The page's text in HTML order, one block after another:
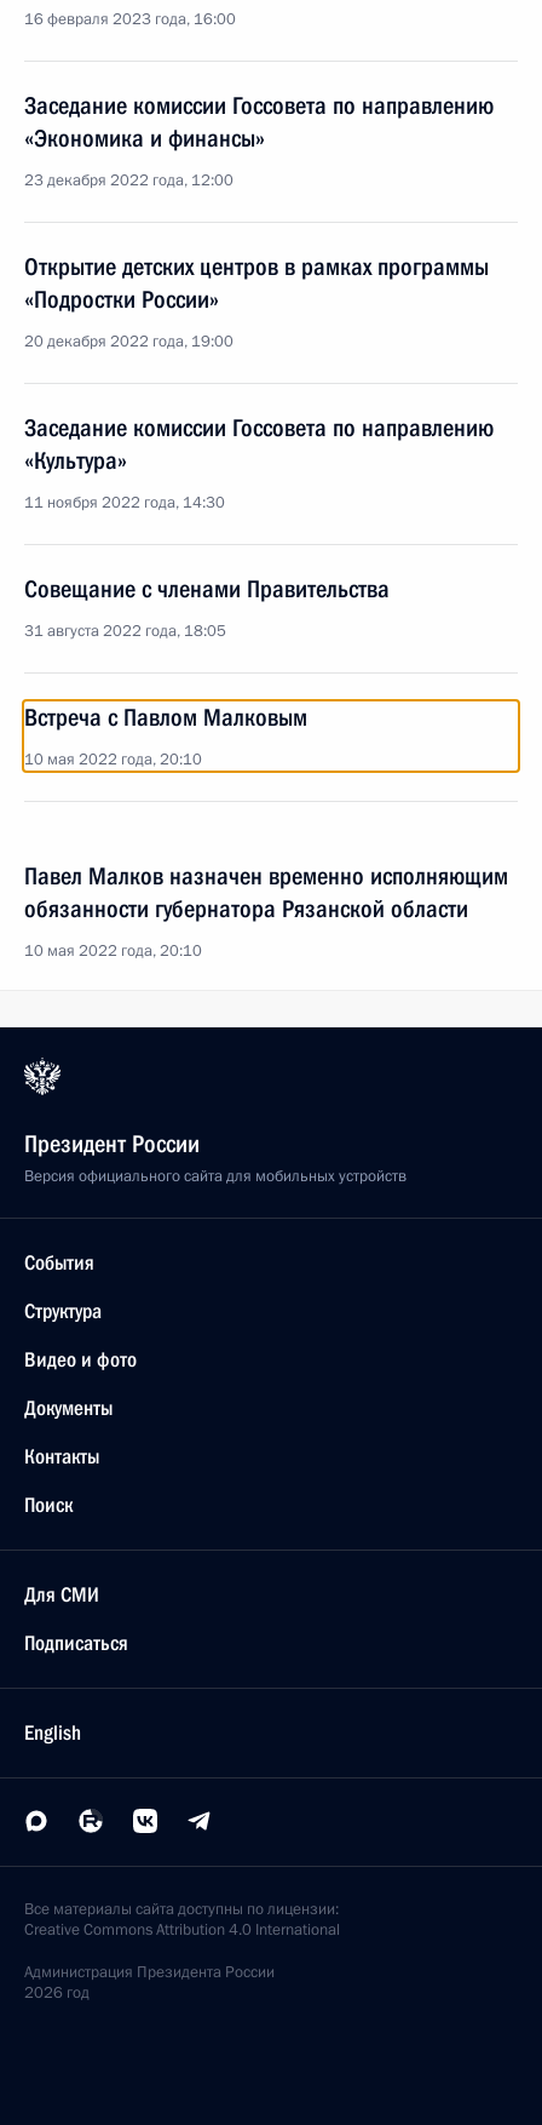
16 февраля 2023 года, 16:00
Заседание комиссии Госсовета по направлению
«Экономика и финансы»
23 декабря 2022 года, 12:00
Открытие детских центров в рамках программы
«Подростки России»
20 декабря 2022 года, 19:00
Заседание комиссии Госсовета по направлению
«Культура»
11 ноября 2022 года, 14:30
Совещание с членами Правительства
31 августа 2022 года, 18:05
Встреча с Павлом Малковым
10 мая 2022 года, 20:10
Павел Малков назначен временно исполняющим
обязанности губернатора Рязанской области
10 мая 2022 года, 20:10
Президент России
Версия официального сайта для мобильных устройств
События
Структура
Видео и фото
Документы
Контакты
Поиск
Для СМИ
Подписаться
English
Все материалы сайта доступны по лицензии:
Creative Commons Attribution 4.0 International
Администрация Президента России
2026 год